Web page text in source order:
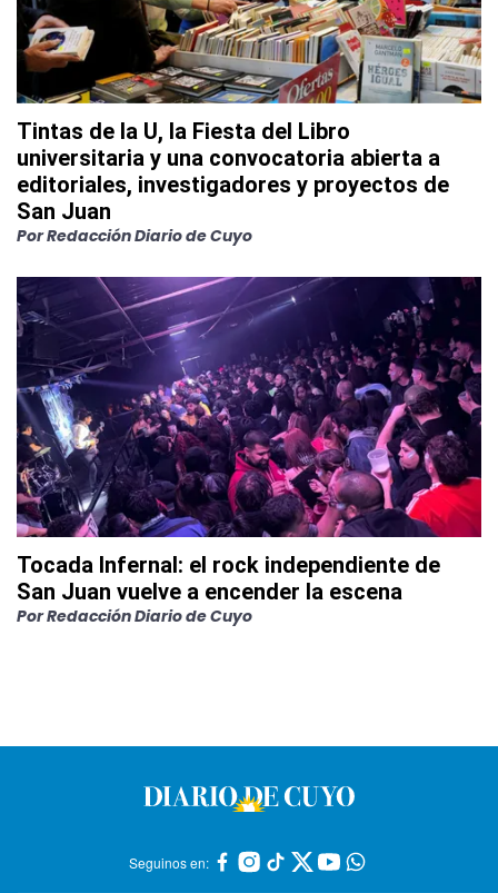
Tintas de la U, la Fiesta del Libro
universitaria y una convocatoria abierta a
editoriales, investigadores y proyectos de
San Juan
PorRedacción Diario de Cuyo
Tocada Infernal: el rock independiente de
San Juan vuelve a encender la escena
PorRedacción Diario de Cuyo
Seguinos en: